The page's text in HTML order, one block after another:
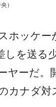
）
ホッケ
を送る
ーだ。
カナダ